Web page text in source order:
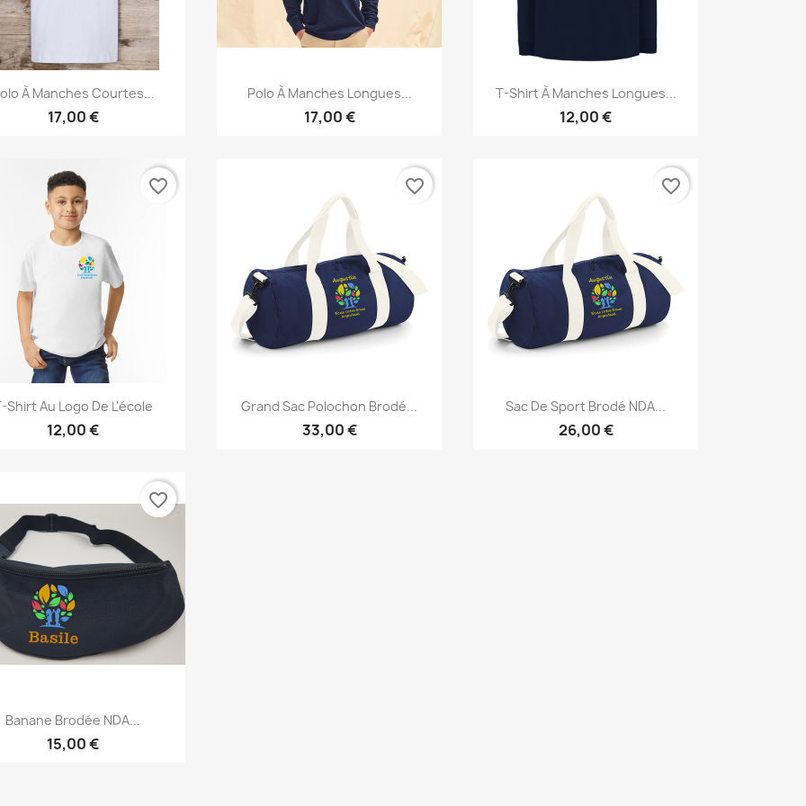
 Aperçu rapide
À Manches Courtes...
17,00 €
Aperçu rapide
Polo À Manches Longues...
17,00 €
Aperçu rapide
T-Shirt À Manches Longues...
12,00 €
Aperçu rapide
Shirt Au Logo De L'école
12,00 €
favorite_border
Aperçu rapide
Grand Sac Polochon Brodé...
33,00 €
favorite_border
Aperçu rapide
Sac De Sport Brodé NDA...
26,00 €
favorite_border
Aperçu rapide
Banane Brodée NDA...
15,00 €
favorite_border